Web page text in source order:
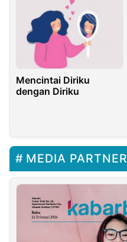
Mencintai Diriku
dengan Diriku
MEDIA PARTNER